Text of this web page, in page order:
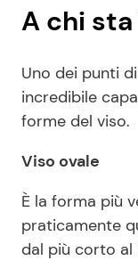
A chi
Uno dei punti
incredibile
forme del viso.
Viso ovale
È la forma più
praticamente
dal più corto al